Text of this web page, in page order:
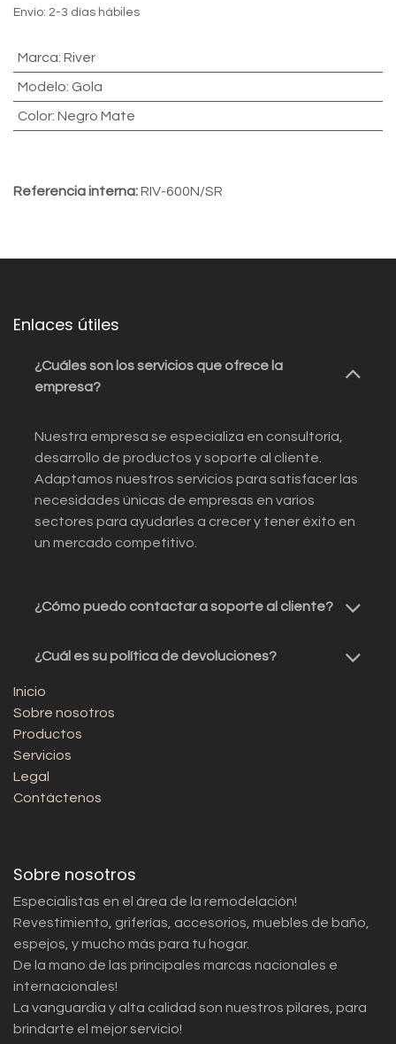
Envío: 2-3 días hábiles
Marca: River
Modelo: Gola
Color: Negro Mate
Referencia interna:RIV-600N/SR
Enlaces útiles
¿Cuáles son los servicios que ofrece la
empresa?
Nuestra empresa se especializa en consultoría,
desarrollo de productos y soporte al cliente.
Adaptamos nuestros servicios para satisfacer las
necesidades únicas de empresas en varios
sectores para ayudarles a crecer y tener éxito en
un mercado competitivo.
¿Cómo puedo contactar a soporte al cliente?
¿Cuál es su política de devoluciones?
Inicio
Sobre nosotros
Productos
Servicios
Legal
Contáctenos
Sobre nosotros
Especialistas en el área de la remodelación!
Revestimiento, griferías, accesorios, muebles de baño,
espejos, y mucho más para tu hogar.
De la mano de las principales marcas nacionales e
internacionales!
La vanguardia y alta calidad son nuestros pilares, para
brindarte el mejor servicio!